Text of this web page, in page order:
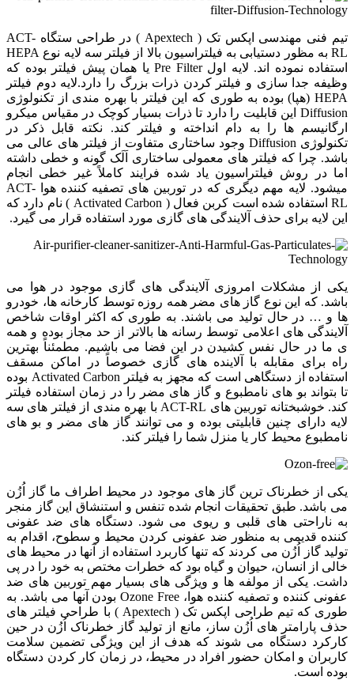
تیم فنی مهندسی اپکس تک ( Apextech ) در طراحی ستگاه ACT-
RL به مظور دستیابی به فیلتراسیون بالا از فیلتر سه لایه نوع HEPA
استفاده نموده اند. لایه اول Pre Filter یا همان پیش فیلتر بوده که
وظیفه جدا سازی و فیلتر کردن ذرات بزرگ را دارد.لایه دوم فیلتر
HEPA (هپا) بوده به طوری که این فیلتر با بهره مندی از تکنولوژی
Diffusion این قابلیت را دارد تا ذرات بسیار کوچک در مقیاس میکرو
ارگانیسم ها را به دام انداخته و فیلتر کند. نکته قابل ذکر در
تکنولوژی Diffusion وجود ساختاری متفاوت از فیلتر های عالی می
باشد. چرا که فیلتر های معمولی ساختاری اَلَک گونه و خطی داشته
اما در روش فیلتراسیون یاد شده فرایند کاملاً غیر خطی انجام
میشود. لایه مهم دیگری که در توربین های تصفیه کننده هوا ACT-
RL استفاده شده است کربن فعال ( Activated Carbon ) نام دارد که
این لایه برای حذف آلایندگی های گازی مورد استفاده قرار می گیرد.
یکی از مشکلات امروزی آلایندگی های گازی موجود در هوا می
باشد. که این نوع گاز های مضر همه روزه توسط کارخانه ها، خودرو
ها و … در حال تولید می باشند. به طوری که اکثر اوقات شاخص
آلایندگی های اعلامی توسط رسانه ها بالاتر از حد مجاز بوده و همه
ی ما در حال نفس کشیدن در این فضا می باشیم. مطمئناً بهترین
راه برای مقابله با آلاینده های گازی خصوصاً در اماکن مسقف
استفاده از دستگاهی است که مجهز به فیلتر Activated Carbon بوده
تا بتواند بو های نامطبوع و گاز های مضر را در زمان استفاده فیلتر
کند. خوشبختانه توربین های ACT-RL با بهره مندی از فیلتر های سه
لایه دارای چنین قابلیتی بوده و می توانند گاز های مضر و بو های
نامطبوع محیط کار یا منزل شما را فیلتر کند.
یکی از خطرناک ترین گاز های موجود در محیط اطراف ما گاز اُزُن
می باشد. طبق تحقیقات انجام شده تنفس و استنشاق این گاز منجر
به ناراحتی های قلبی و ریوی می شود. دستگاه های ضد عفونی
کننده قدیمی به منظور ضد عفونی کردن محیط و سطوح، اقدام به
تولید گاز اُزُن می کردند که تنها کاربرد استفاده از آنها در محیط های
خالی از انسان، حیوان و گیاه بود که خطرات مختص به خود را در پی
داشت. یکی از مولفه ها و ویژگی های بسیار مهم توربین های ضد
عفونی کننده و تصفیه کننده هوا، Ozone Free بودن آنها می باشد. به
طوری که تیم طراحی اپکس تک ( Apextech ) با طراحی فیلتر های
حذف پارامتر های اُزُن ساز، مانع از تولید گاز خطرناک اُزُن در حین
کارکرد دستگاه می شوند که هدف از این ویژگی تضمین سلامت
کاربران و امکان حضور افراد در محیط، در زمان کار کردن دستگاه
بوده است.